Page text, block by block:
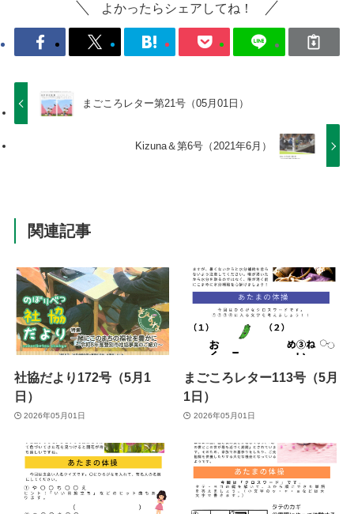
よかったらシェアしてね！
まごころレター第21号（05月01日）
Kizuna＆第6号（2021年6月）
関連記事
社協だより172号（5月1
日）
2026年05月01日
まごころレター113号（5月
1日）
2026年05月01日